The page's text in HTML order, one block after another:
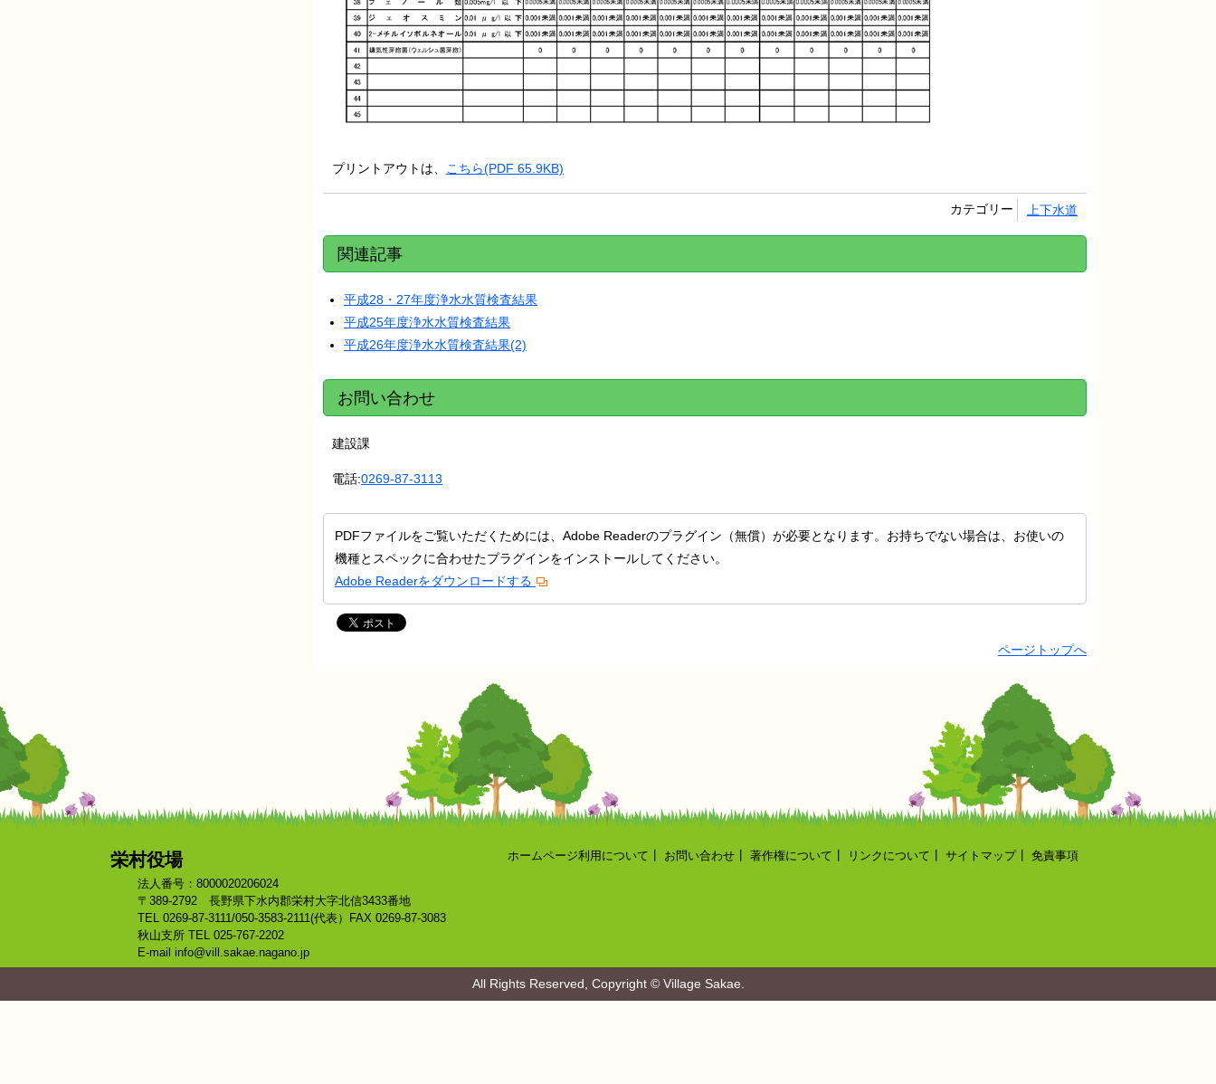
プリントアウトは、 こちら(PDF 65.9KB)
カテゴリー 上下水道
関連記事
平成28・27年度浄水水質検査結果
平成25年度浄水水質検査結果
平成26年度浄水水質検査結果(2)
お問い合わせ
建設課
電話:0269-87-3113
PDFファイルをご覧いただくためには、Adobe Readerのプラグイン（無償）が必要となります。お持ちでない場合は、お使いの
機種とスペックに合わせたプラグインをインストールしてください。
Adobe Readerをダウンロードする
ページトップへ
栄村役場
法人番号：8000020206024
〒389-2792 長野県下水内郡栄村大字北信3433番地
TEL 0269-87-3111/050-3583-2111(代表）FAX 0269-87-3083
秋山支所 TEL 025-767-2202
E-mail info@vill.sakae.nagano.jp
ホームページ利用について お問い合わせ 著作権について リンクについて サイトマップ┃ 免責事項
All Rights Reserved, Copyright © Village Sakae.